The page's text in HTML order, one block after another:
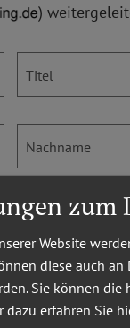
)
Titel
Nachname
zum
Website
diese auch an
Sie können
dazu erfahren Sie